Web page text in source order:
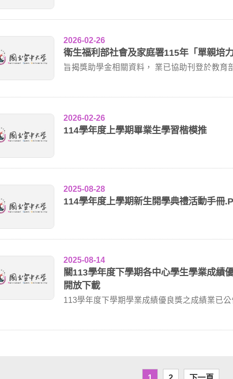
2026-02-26
衛生福利部社會及家庭署115年「單親培
旨揭獎助學金相關資料， 業已協助刊登於教育
2026-02-26
114學年度上學期畢業生學習楷模推
2025-08-28
114學年度上學期新生開學典禮活動手冊
2025-08-14
關113學年度下學期各中心學生學業成績
開放下載
113學年度下學期學業成績優良獎之成績業已